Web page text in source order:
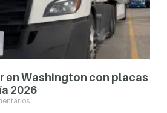
en Washington con placas
2026